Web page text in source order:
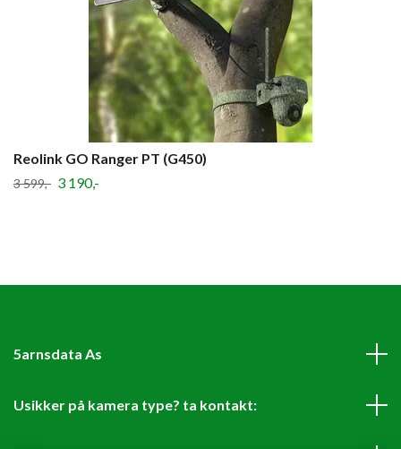
Reolink GO Ranger PT (G450)
3 599,- 3 190,-
5arnsdata As
Usikker på kamera type? ta kontakt: